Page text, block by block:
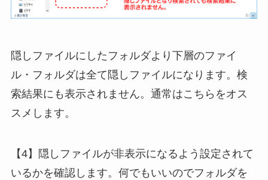
隠しファイルにしたフォルダより下層のファイ
ル・フォルダは全て隠しファイルになります。検
索結果にも表示されません。通常はこちらをオス
スメします。
【4】隠しファイルが非表示になるよう設定されて
いるかを確認します。何でもいいのでフォルダを